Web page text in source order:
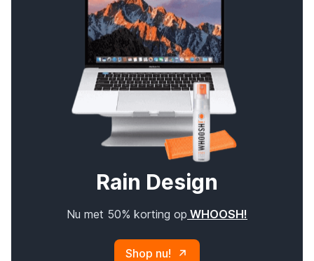
Rain Design
Nu met 50% korting op WHOOSH!
Shop nu!